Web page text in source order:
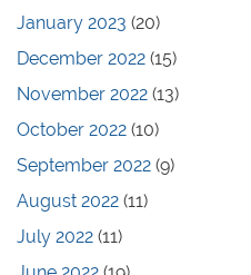
January 2023 (20)
December 2022 (15)
November 2022 (13)
October 2022 (10)
September 2022 (9)
August 2022 (11)
July 2022 (11)